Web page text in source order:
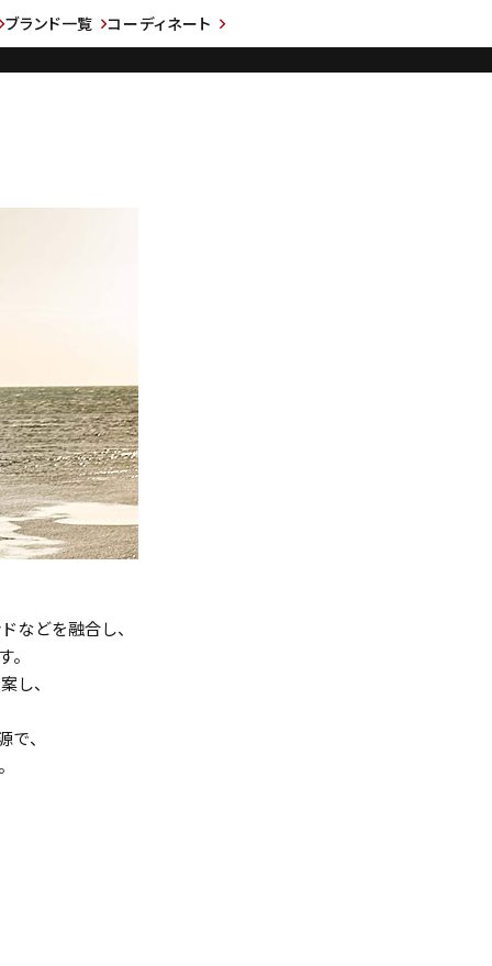
ブランド一覧 コーディネート
などを融合し、
。
し、
、